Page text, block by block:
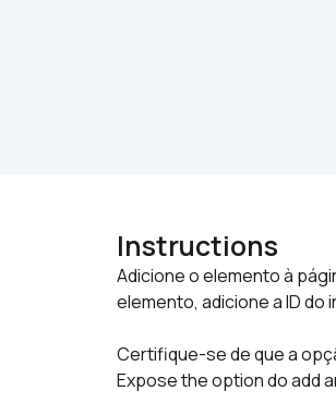
Instructions
Adicione o elemento à
Certifique-se de que a
Expose the option do add